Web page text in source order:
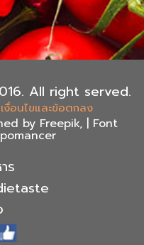
All right served.
เงื่อนไขและข้อตกลง
by Freepik, | Font
ร